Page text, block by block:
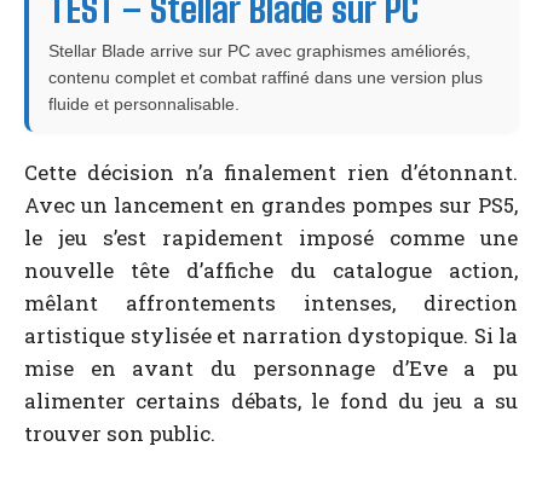
Stellar Blade arrive sur PC avec graphismes améliorés,
contenu complet et combat raffiné dans une version plus
fluide et personnalisable.
Cette décision n’a finalement rien d’étonnant.
Avec un lancement en grandes pompes sur PS5,
le jeu s’est rapidement imposé comme une
nouvelle tête d’affiche du catalogue action,
mêlant affrontements intenses, direction
artistique stylisée et narration dystopique. Si la
mise en avant du personnage d’Eve a pu
alimenter certains débats, le fond du jeu a su
trouver son public.